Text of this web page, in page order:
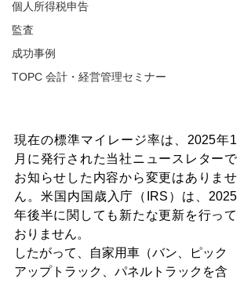
個人所得税申告
監査
成功事例
TOPC 会計・経営管理セミナー
現在の標準マイレージ率は、2025年1
月に発行された当社ニュースレターで
お知らせした内容から変更はありませ
ん。米国内国歳入庁（IRS）は、2025
年後半に関しても新たな更新を行って
おりません。
したがって、自家用車（バン、ピック
アップトラック、パネルトラックを含